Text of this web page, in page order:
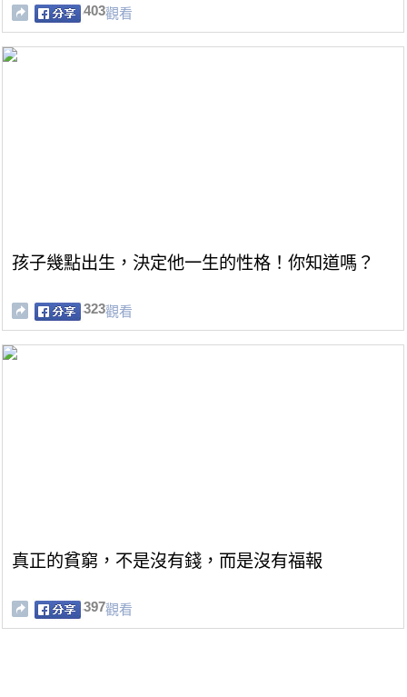
403觀看
孩子幾點出生，決定他一生的性格！你知道嗎？
323觀看
真正的貧窮，不是沒有錢，而是沒有福報
397觀看